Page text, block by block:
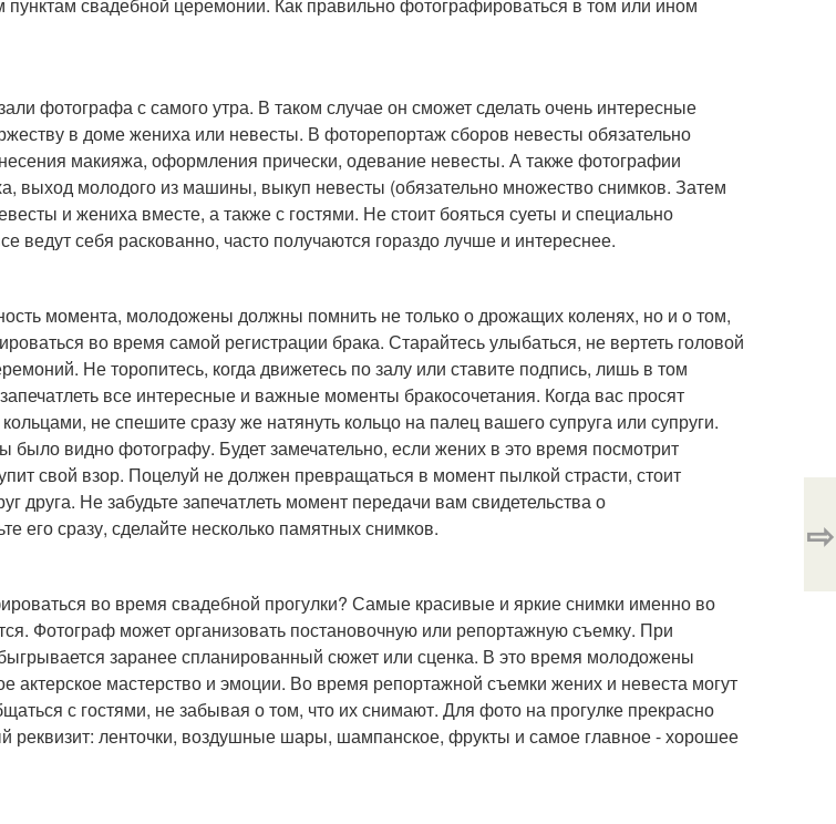
фотографа с самого утра. В таком случае он сможет сделать очень интересные
в доме жениха или невесты. В фоторепортаж сборов невесты обязательно
макияжа, оформления прически, одевание невесты. А также фотографии
выход молодого из машины, выкуп невесты (обязательно множество снимков. Затем
и жениха вместе, а также с гостями. Не стоит бояться суеты и специально
ведут себя раскованно, часто получаются гораздо лучше и интереснее.
момента, молодожены должны помнить не только о дрожащих коленях, но и о том,
во время самой регистрации брака. Старайтесь улыбаться, не вертеть головой
Не торопитесь, когда движетесь по залу или ставите подпись, лишь в том
все интересные и важные моменты бракосочетания. Когда вас просят
не спешите сразу же натянуть кольцо на палец вашего супруга или супруги.
было видно фотографу. Будет замечательно, если жених в это время посмотрит
свой взор. Поцелуй не должен превращаться в момент пылкой страсти, стоит
друга. Не забудьте запечатлеть момент передачи вам свидетельства о
его сразу, сделайте несколько памятных снимков.
во время свадебной прогулки? Самые красивые и яркие снимки именно во
Фотограф может организовать постановочную или репортажную съемку. При
заранее спланированный сюжет или сценка. В это время молодожены
актерское мастерство и эмоции. Во время репортажной съемки жених и невеста могут
с гостями, не забывая о том, что их снимают. Для фото на прогулке прекрасно
реквизит: ленточки, воздушные шары, шампанское, фрукты и самое главное - хорошее
⇨